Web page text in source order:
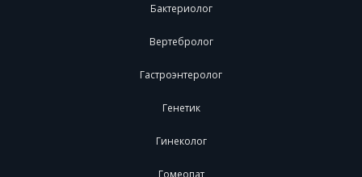
Бактериолог
Вертебролог
Гастроэнтеролог
Генетик
Гинеколог
Гомеопат